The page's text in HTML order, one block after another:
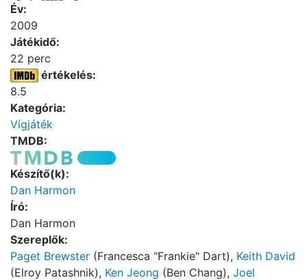
Év:
2009
Játékidő:
22 perc
értékelés:
8.5
Kategória:
Vígjáték
TMDB:
Készítő(k):
Dan Harmon
Író:
Dan Harmon
Szereplők:
Paget Brewster (Francesca "Frankie" Dart), Keith David
(Elroy Patashnik), Ken Jeong (Ben Chang), Joel